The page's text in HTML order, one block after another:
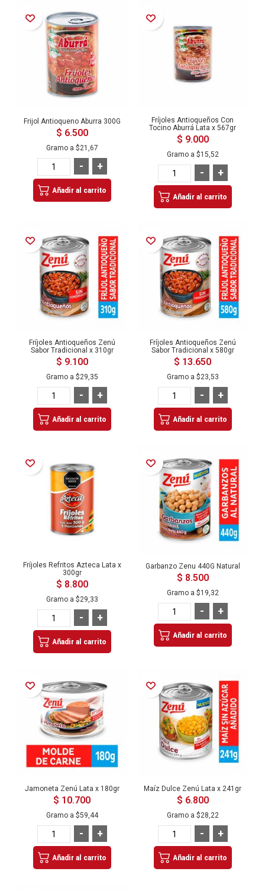
Añadir a la Lista de Deseos
Frijol Antioqueno Aburra 300G
$ 6.500
Gramo a $21,67
+
-
Añadir al carrito
Añadir a la Lista de Deseos
Fríjoles Antioqueños Con
Tocino Aburrá Lata x 567gr
$ 9.000
Gramo a $15,52
+
-
Añadir al carrito
Añadir a la Lista de Deseos
Fríjoles Antioqueños Zenú
Sabor Tradicional x 310gr
$ 9.100
Gramo a $29,35
+
-
Añadir al carrito
Añadir a la Lista de Deseos
Fríjoles Antioqueños Zenú
Sabor Tradicional x 580gr
$ 13.650
Gramo a $23,53
+
-
Añadir al carrito
Añadir a la Lista de Deseos
Fríjoles Refritos Azteca Lata x
300gr
$ 8.800
Gramo a $29,33
+
-
Añadir al carrito
Añadir a la Lista de Deseos
Garbanzo Zenu 440G Natural
$ 8.500
Gramo a $19,32
+
-
Añadir al carrito
Añadir a la Lista de Deseos
Jamoneta Zenú Lata x 180gr
$ 10.700
Gramo a $59,44
+
-
Añadir al carrito
Añadir a la Lista de Deseos
Maíz Dulce Zenú Lata x 241gr
$ 6.800
Gramo a $28,22
+
-
Añadir al carrito